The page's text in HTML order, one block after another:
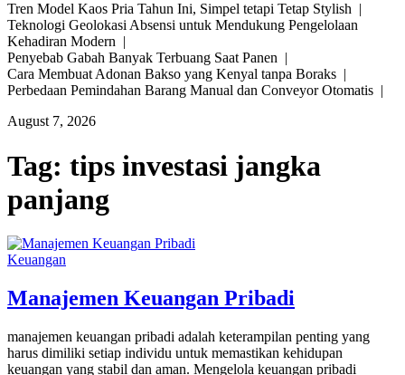
Tren Model Kaos Pria Tahun Ini, Simpel tetapi Tetap Stylish |
Teknologi Geolokasi Absensi untuk Mendukung Pengelolaan
Kehadiran Modern |
Penyebab Gabah Banyak Terbuang Saat Panen |
Cara Membuat Adonan Bakso yang Kenyal tanpa Boraks |
Perbedaan Pemindahan Barang Manual dan Conveyor Otomatis |
August 7, 2026
Tag: tips investasi jangka
panjang
Keuangan
Manajemen Keuangan Pribadi
manajemen keuangan pribadi adalah keterampilan penting yang
harus dimiliki setiap individu untuk memastikan kehidupan
keuangan yang stabil dan aman. Mengelola keuangan pribadi